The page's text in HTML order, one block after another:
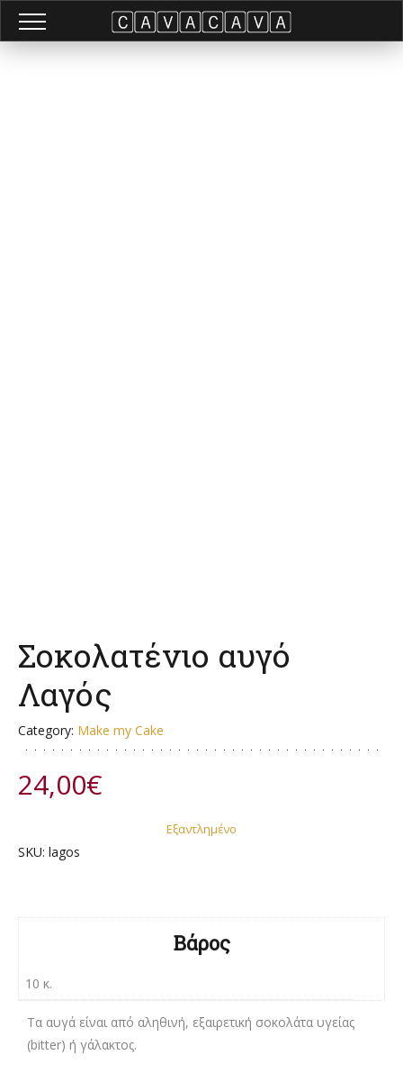
Σοκολατένιο αυγό
Λαγός
Category: Make my Cake
24,00€
Εξαντλημένο
SKU: lagos
Βάρος
10 κ.
Τα αυγά είναι από αληθινή, εξαιρετική σοκολάτα υγείας
(bitter) ή γάλακτος.